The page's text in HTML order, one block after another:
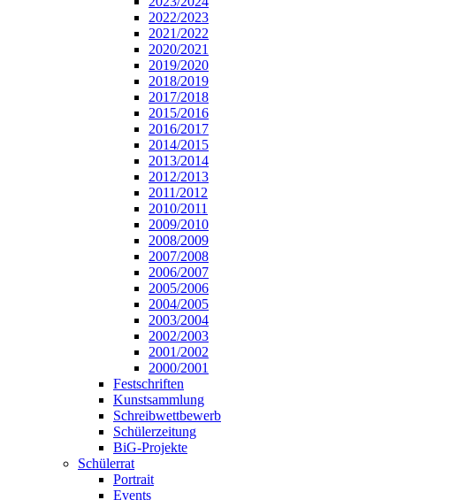
2022/2023
2021/2022
2020/2021
2019/2020
2018/2019
2017/2018
2015/2016
2016/2017
2014/2015
2013/2014
2012/2013
2011/2012
2010/2011
2009/2010
2008/2009
2007/2008
2006/2007
2005/2006
2004/2005
2003/2004
2002/2003
2001/2002
2000/2001
Festschriften
Kunstsammlung
Schreibwettbewerb
Schülerzeitung
BiG-Projekte
Schülerrat
Portrait
Events